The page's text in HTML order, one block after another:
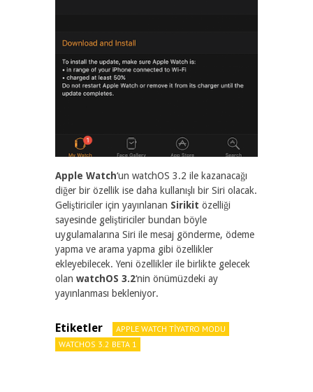
Apple Watch‘un watchOS 3.2 ile kazanacağı
diğer bir özellik ise daha kullanışlı bir Siri olacak.
Geliştiriciler için yayınlanan Sirikit özelliği
sayesinde geliştiriciler bundan böyle
uygulamalarına Siri ile mesaj gönderme, ödeme
yapma ve arama yapma gibi özellikler
ekleyebilecek. Yeni özellikler ile birlikte gelecek
olan watchOS 3.2‘nin önümüzdeki ay
yayınlanması bekleniyor.
Etiketler
APPLE WATCH TIYATRO MODU
WATCHOS 3.2 BETA 1